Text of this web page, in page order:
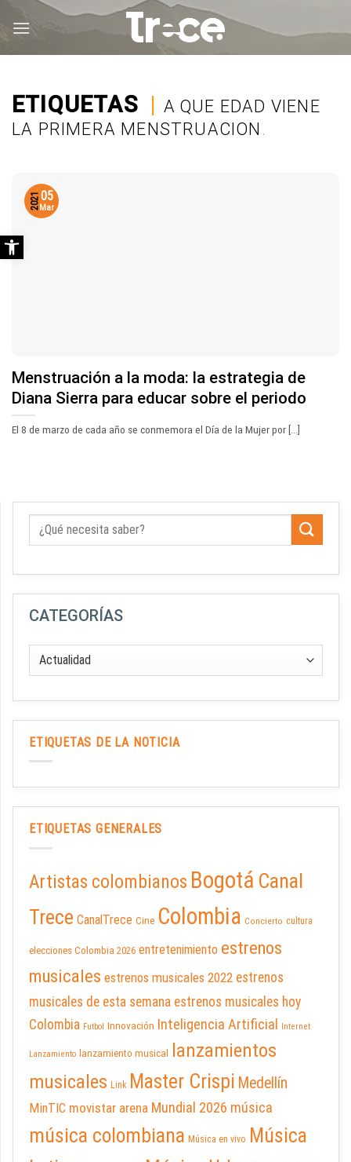
ETIQUETAS | A QUE EDAD VIENE
LA PRIMERA MENSTRUACION .
Menstruación a la moda: la estrategia de
Diana Sierra para educar sobre el periodo
El 8 de marzo de cada año se conmemora el Día de la Mujer por [...]
05
Mar
2021
CATEGORÍAS
ETIQUETAS DE LA NOTICIA
ETIQUETAS GENERALES
Artistas colombianos Bogotá Canal
Trece CanalTrece Cine Colombia Concierto cultura
elecciones Colombia 2026 entretenimiento estrenos
musicales estrenos musicales 2022 estrenos
musicales de esta semana estrenos musicales hoy
Colombia Futbol Innovación Inteligencia Artificial Internet
Lanzamiento lanzamiento musical
lanzamientos
musicales Link Master Crispi Medellín
MinTIC movistar arena Mundial 2026 música
música colombiana Música en vivo Música
Abrir barra de herramientas